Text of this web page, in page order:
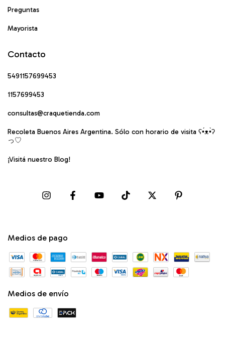
Preguntas
Mayorista
Contacto
5491157699453
1157699453
consultas@craquetienda.com
Recoleta Buenos Aires Argentina. Sólo con horario de visita ʕ•́ᴥ•̀ʔ
っ♡
¡Visitá nuestro Blog!
Medios de pago
Medios de envío